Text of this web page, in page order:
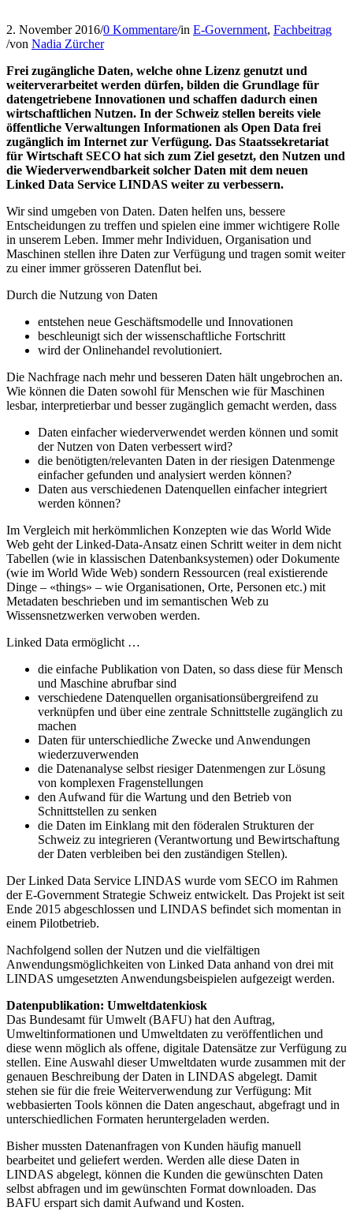
2. November 2016/0 Kommentare/in E-Government, Fachbeitrag
/von Nadia Zürcher
Frei zugängliche Daten, welche ohne Lizenz genutzt und
weiterverarbeitet werden dürfen, bilden die Grundlage für
datengetriebene Innovationen und schaffen dadurch einen
wirtschaftlichen Nutzen. In der Schweiz stellen bereits viele
öffentliche Verwaltungen Informationen als Open Data frei
zugänglich im Internet zur Verfügung. Das Staatssekretariat
für Wirtschaft SECO hat sich zum Ziel gesetzt, den Nutzen und
die Wiederverwendbarkeit solcher Daten mit dem neuen
Linked Data Service LINDAS weiter zu verbessern.
Wir sind umgeben von Daten. Daten helfen uns, bessere
Entscheidungen zu treffen und spielen eine immer wichtigere Rolle
in unserem Leben. Immer mehr Individuen, Organisation und
Maschinen stellen ihre Daten zur Verfügung und tragen somit weiter
zu einer immer grösseren Datenflut bei.
Durch die Nutzung von Daten
entstehen neue Geschäftsmodelle und Innovationen
beschleunigt sich der wissenschaftliche Fortschritt
wird der Onlinehandel revolutioniert.
Die Nachfrage nach mehr und besseren Daten hält ungebrochen an.
Wie können die Daten sowohl für Menschen wie für Maschinen
lesbar, interpretierbar und besser zugänglich gemacht werden, dass
Daten einfacher wiederverwendet werden können und somit
der Nutzen von Daten verbessert wird?
die benötigten/relevanten Daten in der riesigen Datenmenge
einfacher gefunden und analysiert werden können?
Daten aus verschiedenen Datenquellen einfacher integriert
werden können?
Im Vergleich mit herkömmlichen Konzepten wie das World Wide
Web geht der Linked-Data-Ansatz einen Schritt weiter in dem nicht
Tabellen (wie in klassischen Datenbanksystemen) oder Dokumente
(wie im World Wide Web) sondern Ressourcen (real existierende
Dinge – «things» – wie Organisationen, Orte, Personen etc.) mit
Metadaten beschrieben und im semantischen Web zu
Wissensnetzwerken verwoben werden.
Linked Data ermöglicht …
die einfache Publikation von Daten, so dass diese für Mensch
und Maschine abrufbar sind
verschiedene Datenquellen organisationsübergreifend zu
verknüpfen und über eine zentrale Schnittstelle zugänglich zu
machen
Daten für unterschiedliche Zwecke und Anwendungen
wiederzuverwenden
die Datenanalyse selbst riesiger Datenmengen zur Lösung
von komplexen Fragenstellungen
den Aufwand für die Wartung und den Betrieb von
Schnittstellen zu senken
die Daten im Einklang mit den föderalen Strukturen der
Schweiz zu integrieren (Verantwortung und Bewirtschaftung
der Daten verbleiben bei den zuständigen Stellen).
Der Linked Data Service LINDAS wurde vom SECO im Rahmen
der E-Government Strategie Schweiz entwickelt. Das Projekt ist seit
Ende 2015 abgeschlossen und LINDAS befindet sich momentan in
einem Pilotbetrieb.
Nachfolgend sollen der Nutzen und die vielfältigen
Anwendungsmöglichkeiten von Linked Data anhand von drei mit
LINDAS umgesetzten Anwendungsbeispielen aufgezeigt werden.
Datenpublikation: Umweltdatenkiosk
Das Bundesamt für Umwelt (BAFU) hat den Auftrag,
Umweltinformationen und Umweltdaten zu veröffentlichen und
diese wenn möglich als offene, digitale Datensätze zur Verfügung zu
stellen. Eine Auswahl dieser Umweltdaten wurde zusammen mit der
genauen Beschreibung der Daten in LINDAS abgelegt. Damit
stehen sie für die freie Weiterverwendung zur Verfügung: Mit
webbasierten Tools können die Daten angeschaut, abgefragt und in
unterschiedlichen Formaten heruntergeladen werden.
Bisher mussten Datenanfragen von Kunden häufig manuell
bearbeitet und geliefert werden. Werden alle diese Daten in
LINDAS abgelegt, können die Kunden die gewünschten Daten
selbst abfragen und im gewünschten Format downloaden. Das
BAFU erspart sich damit Aufwand und Kosten.